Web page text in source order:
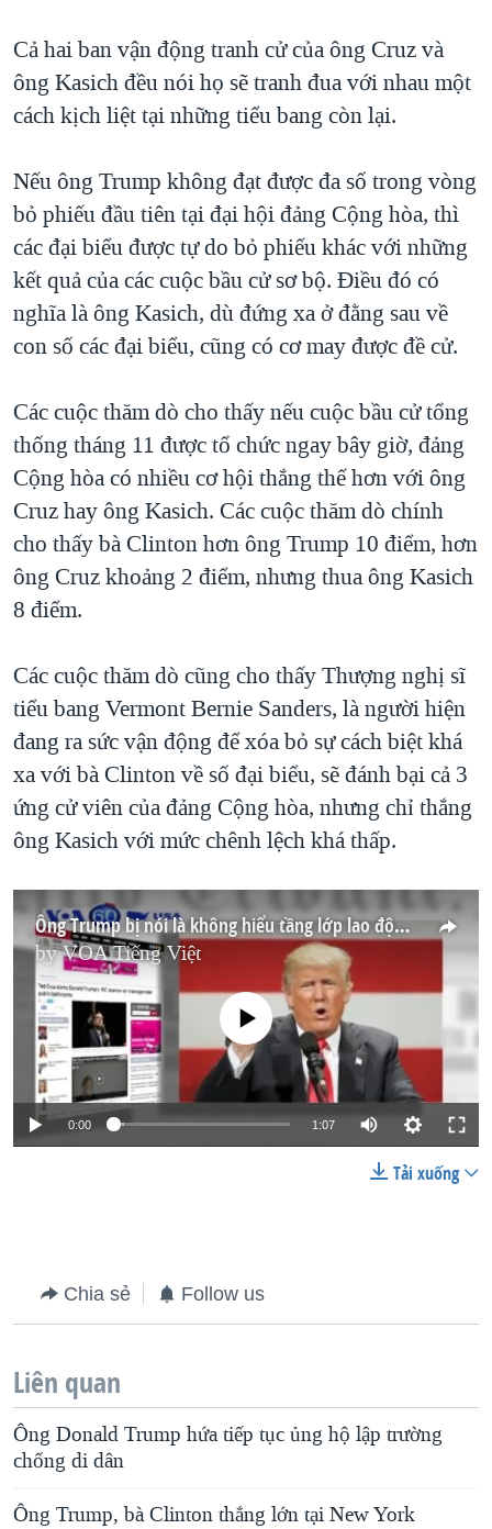
Cả hai ban vận động tranh cử của ông Cruz và
ông Kasich đều nói họ sẽ tranh đua với nhau một
cách kịch liệt tại những tiểu bang còn lại.
Nếu ông Trump không đạt được đa số trong vòng
bỏ phiếu đầu tiên tại đại hội đảng Cộng hòa, thì
các đại biểu được tự do bỏ phiếu khác với những
kết quả của các cuộc bầu cử sơ bộ. Điều đó có
nghĩa là ông Kasich, dù đứng xa ở đằng sau về
con số các đại biểu, cũng có cơ may được đề cử.
Các cuộc thăm dò cho thấy nếu cuộc bầu cử tổng
thống tháng 11 được tổ chức ngay bây giờ, đảng
Cộng hòa có nhiều cơ hội thắng thế hơn với ông
Cruz hay ông Kasich. Các cuộc thăm dò chính
cho thấy bà Clinton hơn ông Trump 10 điểm, hơn
ông Cruz khoảng 2 điểm, nhưng thua ông Kasich
8 điểm.
Các cuộc thăm dò cũng cho thấy Thượng nghị sĩ
tiểu bang Vermont Bernie Sanders, là người hiện
đang ra sức vận động để xóa bỏ sự cách biệt khá
xa với bà Clinton về số đại biểu, sẽ đánh bại cả 3
ứng cử viên của đảng Cộng hòa, nhưng chỉ thắng
ông Kasich với mức chênh lệch khá thấp.
Ông Trump bị nói là không hiểu tầng lớp lao động (VOA60)
byVOA Tiếng Việt
No media source currently available
0:00 1:07
Tải xuống
Chia sẻ Follow us
Liên quan
Ông Donald Trump hứa tiếp tục ủng hộ lập trường
chống di dân
Ông Trump, bà Clinton thắng lớn tại New York